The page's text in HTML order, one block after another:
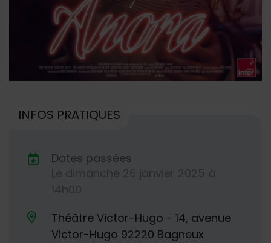
INFOS PRATIQUES
Dates de planification
Dates passées
Le dimanche 26 janvier 2025 à
14h00
Lieu alternatif
Théâtre Victor-Hugo - 14, avenue
Victor-Hugo 92220 Bagneux